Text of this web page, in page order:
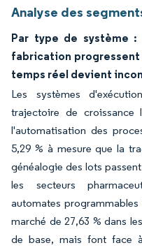
Analyse des
Par type de système
fabrication
temps réel devient
Les systèmes
trajectoire de
l'automatisation des
5,29 % à mesure que la
généalogie des lots
les secteurs
automates
marché de 27,63 % dans
de base, mais font face